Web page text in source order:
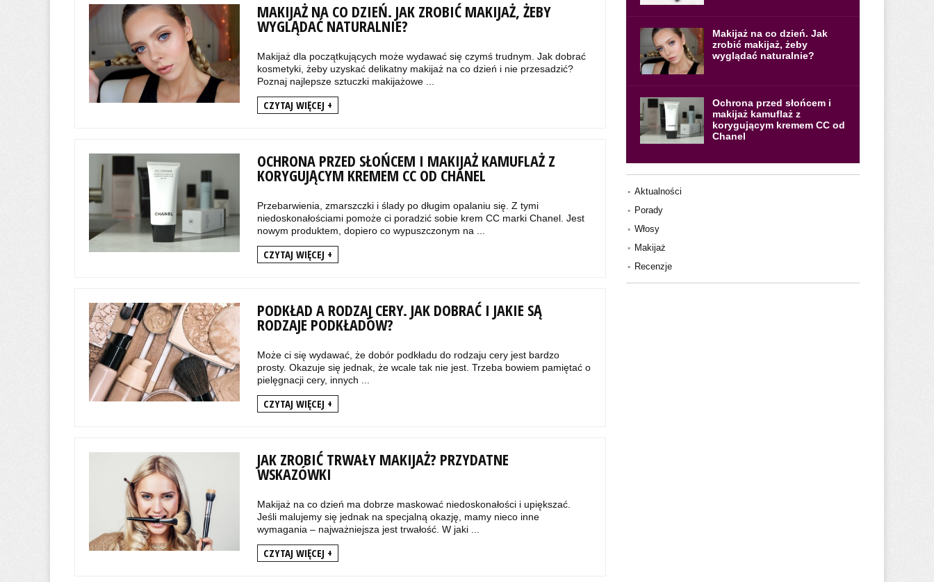
MAKIJAŻ NA CO DZIEŃ. JAK ZROBIĆ MAKIJAŻ, ŻEBY
WYGLĄDAĆ NATURALNIE?
Makijaż dla początkujących może wydawać się czymś trudnym. Jak dobrać
kosmetyki, żeby uzyskać delikatny makijaż na co dzień i nie przesadzić?
Poznaj najlepsze sztuczki makijażowe ...
CZYTAJ WIĘCEJ +
OCHRONA PRZED SŁOŃCEM I MAKIJAŻ KAMUFLAŻ Z
KORYGUJĄCYM KREMEM CC OD CHANEL
Przebarwienia, zmarszczki i ślady po długim opalaniu się. Z tymi
niedoskonałościami pomoże ci poradzić sobie krem CC marki Chanel. Jest
nowym produktem, dopiero co wypuszczonym na ...
CZYTAJ WIĘCEJ +
PODKŁAD A RODZAJ CERY. JAK DOBRAĆ I JAKIE SĄ
RODZAJE PODKŁADÓW?
Może ci się wydawać, że dobór podkładu do rodzaju cery jest bardzo
prosty. Okazuje się jednak, że wcale tak nie jest. Trzeba bowiem pamiętać o
pielęgnacji cery, innych ...
CZYTAJ WIĘCEJ +
JAK ZROBIĆ TRWAŁY MAKIJAŻ? PRZYDATNE
WSKAZÓWKI
Makijaż na co dzień ma dobrze maskować niedoskonałości i upiększać.
Jeśli malujemy się jednak na specjalną okazję, mamy nieco inne
wymagania – najważniejsza jest trwałość. W jaki ...
CZYTAJ WIĘCEJ +
Makijaż na co dzień. Jak
zrobić makijaż, żeby
wyglądać naturalnie?
Ochrona przed słońcem i
makijaż kamuflaż z
korygującym kremem CC od
Chanel
Aktualności
Porady
Włosy
Makijaż
Recenzje